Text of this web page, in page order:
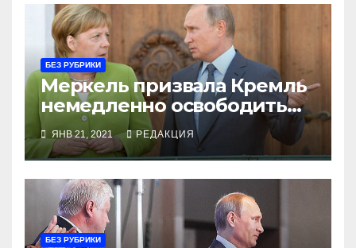
БЕЗ РУБРИКИ
Меркель призвала Кремль
немедленно освободить
Навального
ЯНВ 21, 2021 РЕДАКЦИЯ
БЕЗ РУБРИКИ